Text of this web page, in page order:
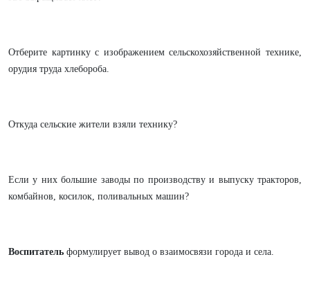
Отберите картинку с изображением сельскохозяйственной технике,
орудия труда хлебороба.
Откуда сельские жители взяли технику?
Если у них большие заводы по производству и выпуску тракторов,
комбайнов, косилок, поливальных машин?
Воспитатель формулирует вывод о взаимосвязи города и села.